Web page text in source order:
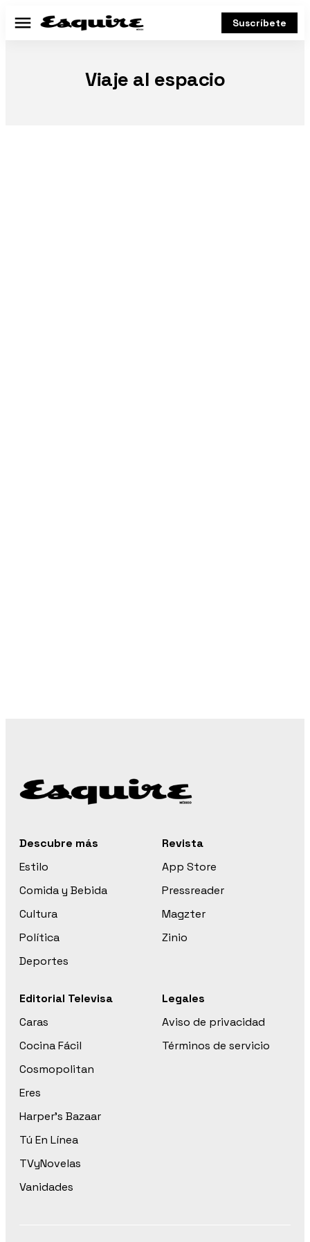
Menú Suscríbete
Viaje al espacio
Descubre más
Estilo
Comida y Bebida
Cultura
Política
Deportes
Revista
App Store
Pressreader
Magzter
Zinio
Editorial Televisa
Caras
Cocina Fácil
Cosmopolitan
Eres
Harper’s Bazaar
Tú En Línea
TVyNovelas
Vanidades
Legales
Aviso de privacidad
Términos de servicio